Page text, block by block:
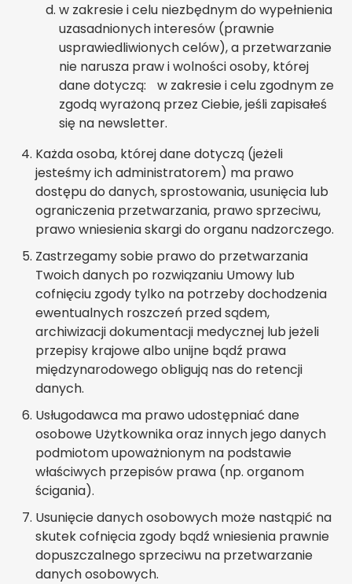
w zakresie i celu niezbędnym do wypełnienia
uzasadnionych interesów (prawnie
usprawiedliwionych celów), a przetwarzanie
nie narusza praw i wolności osoby, której
dane dotyczą: w zakresie i celu zgodnym ze
zgodą wyrażoną przez Ciebie, jeśli zapisałeś
się na newsletter.
Każda osoba, której dane dotyczą (jeżeli
jesteśmy ich administratorem) ma prawo
dostępu do danych, sprostowania, usunięcia lub
ograniczenia przetwarzania, prawo sprzeciwu,
prawo wniesienia skargi do organu nadzorczego.
Zastrzegamy sobie prawo do przetwarzania
Twoich danych po rozwiązaniu Umowy lub
cofnięciu zgody tylko na potrzeby dochodzenia
ewentualnych roszczeń przed sądem,
archiwizacji dokumentacji medycznej lub jeżeli
przepisy krajowe albo unijne bądź prawa
międzynarodowego obligują nas do retencji
danych.
Usługodawca ma prawo udostępniać dane
osobowe Użytkownika oraz innych jego danych
podmiotom upoważnionym na podstawie
właściwych przepisów prawa (np. organom
ścigania).
Usunięcie danych osobowych może nastąpić na
skutek cofnięcia zgody bądź wniesienia prawnie
dopuszczalnego sprzeciwu na przetwarzanie
danych osobowych.